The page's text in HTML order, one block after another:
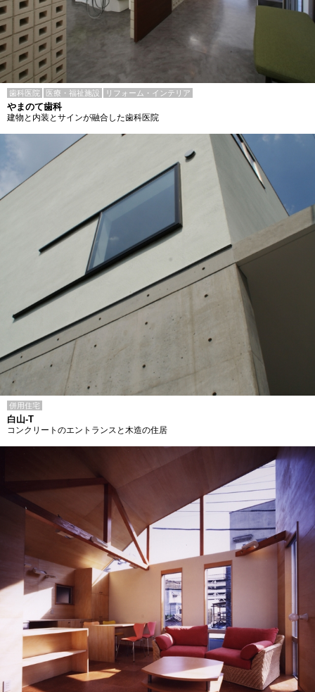
歯科医院 医療・福祉施設 リフォーム・インテリア
やまのて歯科
建物と内装とサインが融合した歯科医院
併用住宅
白山-T
コンクリートのエントランスと木造の住居